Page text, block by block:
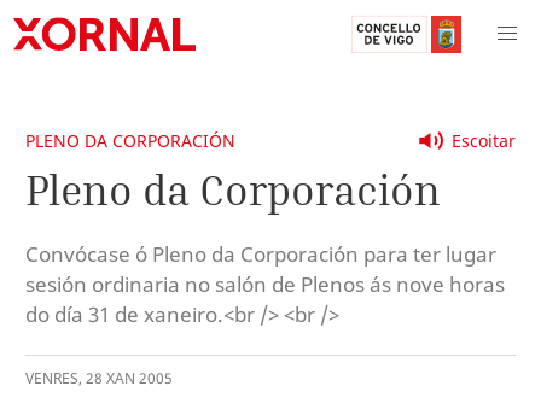
Escoitar
PLENO DA CORPORACIÓN
Pleno da Corporación
Convócase ó Pleno da Corporación para ter lugar
sesión ordinaria no salón de Plenos ás nove horas
do día 31 de xaneiro.<br /> <br />
VENRES, 28 XAN 2005